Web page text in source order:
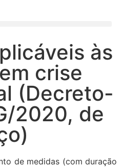
às
crise
(Decreto-
2020, de
de medidas (com duração